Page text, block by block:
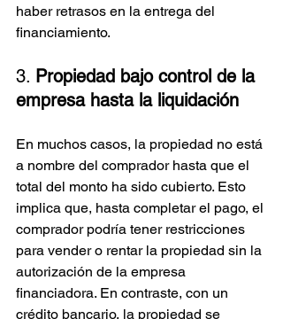
haber retrasos en la entrega del
financiamiento.
3. Propiedad bajo control de la
empresa hasta la liquidación
En muchos casos, la propiedad no está
a nombre del comprador hasta que el
total del monto ha sido cubierto. Esto
implica que, hasta completar el pago, el
comprador podría tener restricciones
para vender o rentar la propiedad sin la
autorización de la empresa
financiadora. En contraste, con un
crédito bancario, la propiedad se